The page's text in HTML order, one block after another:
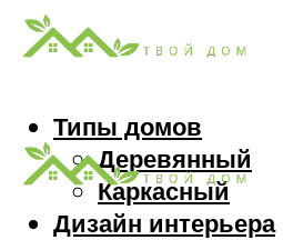
Типы домов
Деревянный
Каркасный
Дизайн интерьера